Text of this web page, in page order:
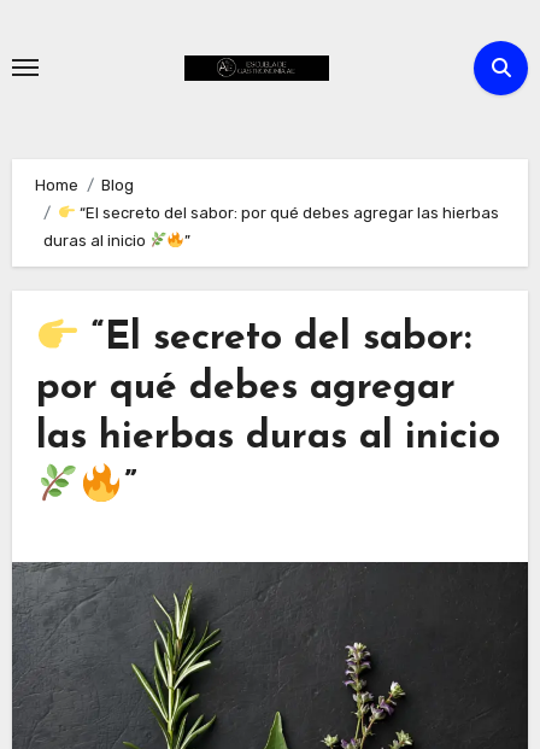
content
Home
Blog
“El secreto del sabor: por qué debes agregar las hierbas
duras al inicio
”
“El secreto del sabor:
por qué debes agregar
las hierbas duras al inicio
”